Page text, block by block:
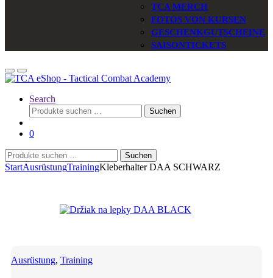
TCA MERCH
FOTOS VON KURSEN
GESCHENKGUTSCHEINE
SAISONTICKETS
Search
Suchen
nach:
Suchen
0
Suchen
nach:
Suchen
StartAusrüstungTrainingKleberhalter DAA SCHWARZ
Ausrüstung, Training